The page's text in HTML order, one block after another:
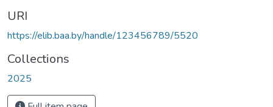
URI
https://elib.baa.by/handle/123456789/5520
Collections
2025